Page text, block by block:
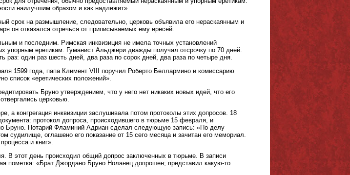
наилучшим образом и как надлежит».
срок на размышление, следовательно, церковь объявила его нераскаянным и
он отказался отречься от приписываемых ему ересей.
и последним. Римская инквизиция не имела точных установлений
упорным еретикам. Гуманист Альджери дважды получал отсрочку по 70 дней.
раз: один раз шесть дней, два раза по сорок дней, два раза по четыре дня.
1599 года, папа Климент VIII поручил Роберто Беллармино и комиссарию
список «еретических положений».
Бруно утверждением, что у него нет никаких новых идей, что его
церковью.
а конгрегация инквизиции заслушивала потом протоколы этих допросов. 18
протокол допроса, происходившего в тюрьме 15 февраля, и
Бруно. Нотарий Фламиний Адриан сделал следующую запись: «По делу
судилище, оглашено его показание от 15 сего месяца и зачитан его мемориал.
и книг».
В этот день происходил общий допрос заключенных в тюрьме. В записи
пометка: «Брат Джордано Бруно Ноланец допрошен; представил какую-то